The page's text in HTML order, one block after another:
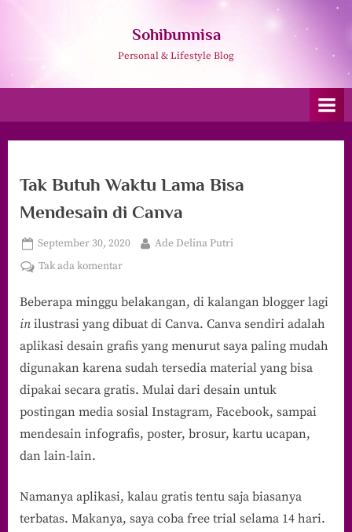
Sohibunnisa
Personal & Lifestyle Blog
Tak Butuh Waktu Lama Bisa
Mendesain di Canva
Posted
on
September 30, 2020 By
Ade Delina Putri
Tak ada komentarpada
Butuh
Waktu
Lama
Bisa
Mendesain
di
Canva
Beberapa minggu belakangan, di kalangan blogger lagi
in ilustrasi yang dibuat di Canva. Canva sendiri adalah
aplikasi desain grafis yang menurut saya paling mudah
digunakan karena sudah tersedia material yang bisa
dipakai secara gratis. Mulai dari desain untuk
postingan media sosial Instagram, Facebook, sampai
mendesain infografis, poster, brosur, kartu ucapan,
dan lain-lain.
Namanya aplikasi, kalau gratis tentu saja biasanya
terbatas. Makanya, saya coba free trial selama 14 hari.